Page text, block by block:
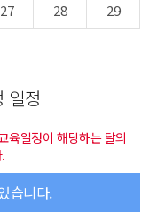
27 28
29
일정
육일정이 해당하는 달의
습니다.